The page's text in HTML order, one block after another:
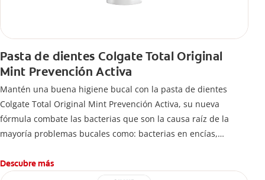
Pasta de dientes Colgate Total Original
Mint Prevención Activa
Mantén una buena higiene bucal con la pasta de dientes
Colgate Total Original Mint Prevención Activa, su nueva
fórmula combate las bacterias que son la causa raíz de la
mayoría problemas bucales como: bacterias en encías,
caries.
Descubre más